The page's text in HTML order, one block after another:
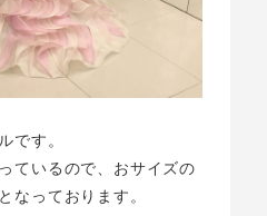
です。
ているので、おサイズの
なっております。